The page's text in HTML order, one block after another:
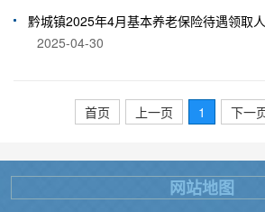
黔城镇2025年4月基本养老保险待遇领取
2025-04-30
首页 上一页 1 下一
网站地图